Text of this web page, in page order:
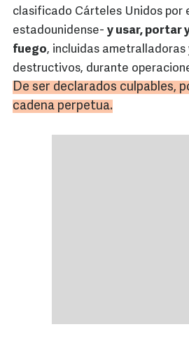
clasificado Cárteles Unidos por
estadounidense- y usar, portar
fuego, incluidas
destructivos, durante
De ser declarados culpables,
cadena perpetua.